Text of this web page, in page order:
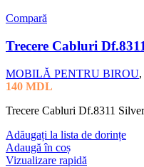
Compară
Trecere Cabluri
MOBILĂ PENTRU BIROU,
140 MDL
Trecere Cabluri Df.8311 Silver
Adăugați la lista de dorințe
Adaugă în coș
Vizualizare rapidă